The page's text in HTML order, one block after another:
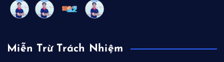
Miễn Trừ Trách Nhiệm